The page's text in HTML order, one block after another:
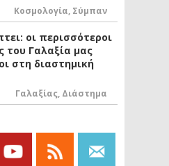
Κοσμολογία, Σύμπαν
οι περισσότεροι
του Γαλαξία μας
στη διαστημική
Γαλαξίας, Διάστημα